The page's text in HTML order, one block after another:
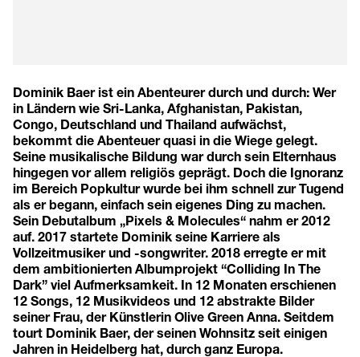
Dominik Baer ist ein Abenteurer durch und durch: Wer
in Ländern wie Sri-Lanka, Afghanistan, Pakistan,
Congo, Deutschland und Thailand aufwächst,
bekommt die Abenteuer quasi in die Wiege gelegt.
Seine musikalische Bildung war durch sein Elternhaus
hingegen vor allem religiös geprägt. Doch die Ignoranz
im Bereich Popkultur wurde bei ihm schnell zur Tugend
als er begann, einfach sein eigenes Ding zu machen.
Sein Debutalbum „Pixels & Molecules“ nahm er 2012
auf. 2017 startete Dominik seine Karriere als
Vollzeitmusiker und -songwriter. 2018 erregte er mit
dem ambitionierten Albumprojekt “Colliding In The
Dark” viel Aufmerksamkeit. In 12 Monaten erschienen
12 Songs, 12 Musikvideos und 12 abstrakte Bilder
seiner Frau, der Künstlerin Olive Green Anna. Seitdem
tourt Dominik Baer, der seinen Wohnsitz seit einigen
Jahren in Heidelberg hat, durch ganz Europa.